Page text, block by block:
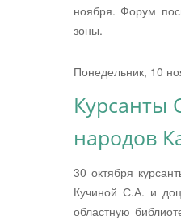
ноября. Форум
зоны.
Понедельник, 10
Курсанты
народов
30 октября
Кучиной С.А. и
областную